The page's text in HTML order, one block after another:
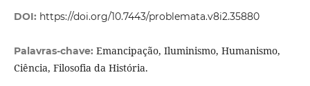
DOI: https://doi.org/10.7443/problemata.v8i2.35880
Palavras-chave: Emancipação, Iluminismo, Humanismo,
Ciência, Filosofia da História.